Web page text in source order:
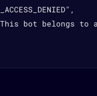
bot belongs to